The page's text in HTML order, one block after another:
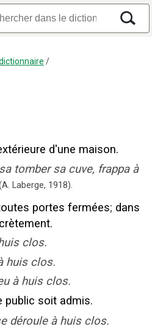
/
d'une maison.
tomber sa cuve, frappa à
Laberge, 1918).
portes fermées; dans
clos.
huis clos.
à huis clos.
public soit admis.
déroule à huis clos.